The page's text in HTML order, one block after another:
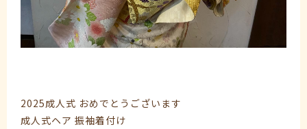
2025成人式 おめでとうございます
成人式ヘア 振袖着付け